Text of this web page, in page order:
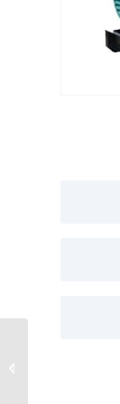
גנרטור